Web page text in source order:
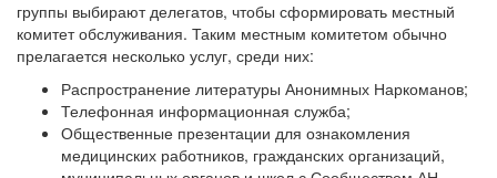
группы выбирают делегатов, чтобы сформировать местный
комитет обслуживания. Таким местным комитетом обычно
прелагается несколько услуг, среди них:
Распространение литературы Анонимных Наркоманов;
Телефонная информационная служба;
Общественные презентации для ознакомления
медицинских работников, гражданских организаций,